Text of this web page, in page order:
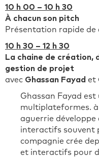
10 h 00 – 10 h 30
À chacun son pitch
Présentation rapide de
10 h 30 – 12 h 30
La chaine de création,
gestion de projet
avec Ghassan Fayad et
Ghassan Fayad
multiplateformes.
aguerrie
interactifs souvent
compagnie crée
et interactifs pour